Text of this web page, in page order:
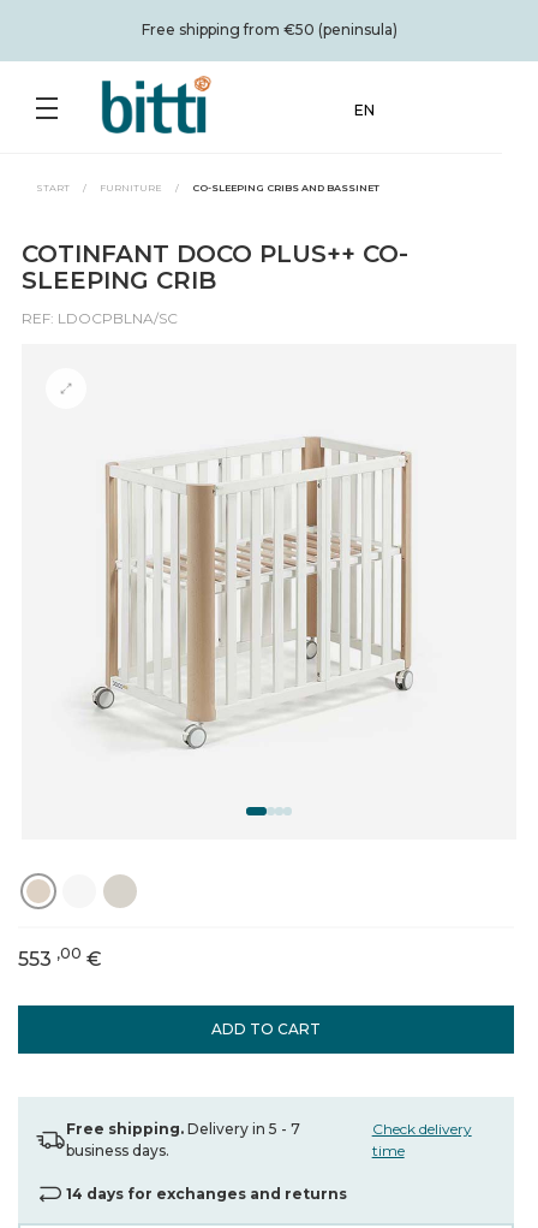
Free shipping from €50 (peninsula)
EN
START / FURNITURE / CO-SLEEPING CRIBS AND BASSINET
COTINFANT DOCO PLUS++ CO-
SLEEPING CRIB
REF: LDOCPBLNA/SC
ADD TO CART
553 ,00 €
Free shipping. Delivery in 5 - 7
business days.
Check delivery
time
14 days for exchanges and returns